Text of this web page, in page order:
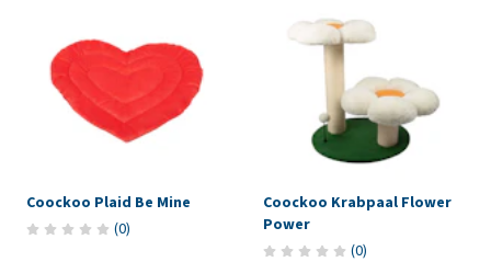
Coockoo Plaid Be Mine
(0)
Coockoo Krabpaal Flower
Power
(0)